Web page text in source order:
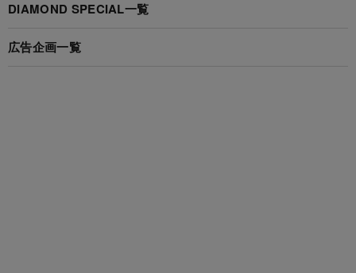
DIAMOND SPECIAL一覧
広告企画一覧